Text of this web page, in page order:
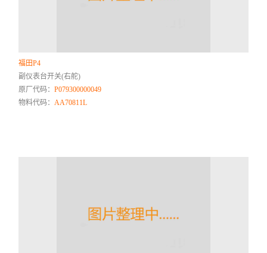
福田P4
副仪表台开关(右舵)
原厂代码：P079300000049
物料代码：AA70811L